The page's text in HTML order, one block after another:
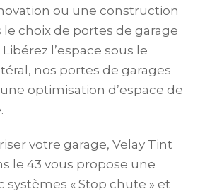
ou une construction
le choix de portes de garage
l’espace sous le
nos portes de garages
optimisation d’espace de
votre garage, Velay Tint
le 43 vous propose une
systèmes « Stop chute » et